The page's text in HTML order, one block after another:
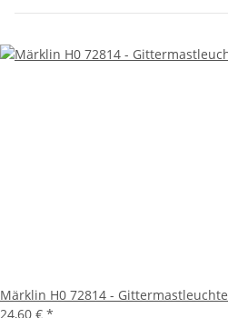
Märklin H0 72814 - Gittermastleuchte
24,60 € *